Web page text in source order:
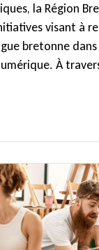
la Région
visant à
bretonne dans
À